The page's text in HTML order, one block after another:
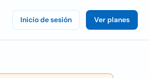
Inicio de sesión Ver planes